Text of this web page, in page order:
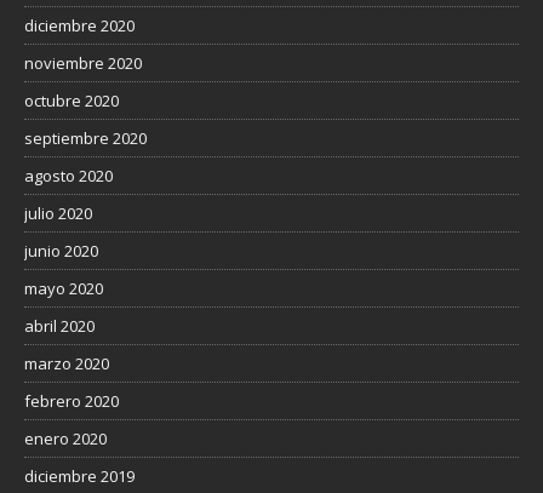
diciembre 2020
noviembre 2020
octubre 2020
septiembre 2020
agosto 2020
julio 2020
junio 2020
mayo 2020
abril 2020
marzo 2020
febrero 2020
enero 2020
diciembre 2019